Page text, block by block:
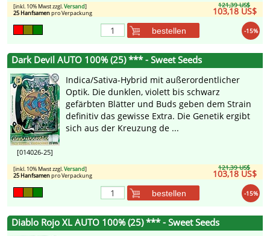
121,39 US$
103,18 US$
[inkl. 10% Mwst zzgl.Versand]
25 Hanfsamenpro Verpackung
-15%
bestellen
Dark Devil AUTO 100% (25) *** - Sweet Seeds
[014026-25]
Indica/Sativa-Hybrid mit außerordentlicher
Optik. Die dunklen, violett bis schwarz
gefärbten Blätter und Buds geben dem Strain
definitiv das gewisse Extra. Die Genetik ergibt
sich aus der Kreuzung de ...
121,39 US$
103,18 US$
[inkl. 10% Mwst zzgl.Versand]
25 Hanfsamenpro Verpackung
-15%
bestellen
Diablo Rojo XL AUTO 100% (25) *** - Sweet Seeds